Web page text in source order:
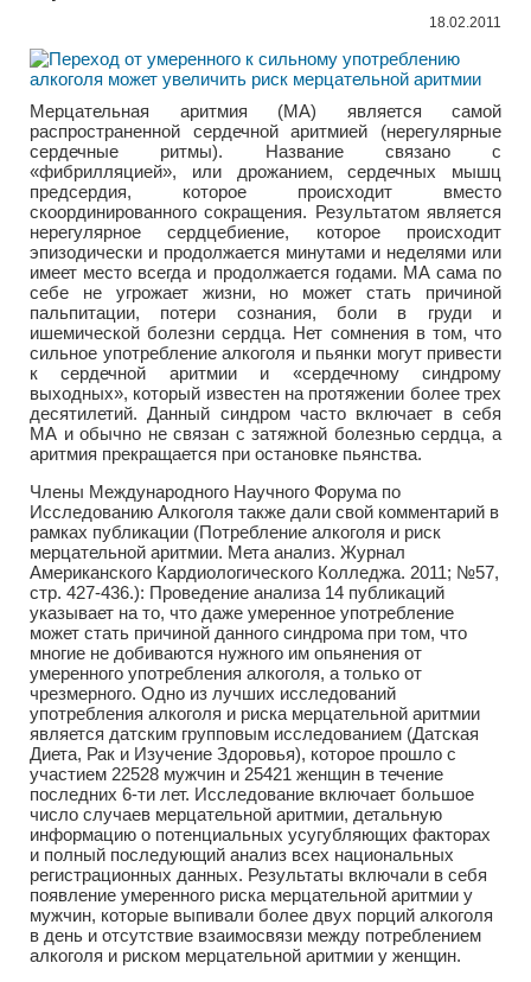
18.02.2011
Мерцательная аритмия (МА) является самой
распространенной сердечной аритмией (нерегулярные
сердечные ритмы). Название связано с
«фибрилляцией», или дрожанием, сердечных мышц
предсердия, которое происходит вместо
скоординированного сокращения. Результатом является
нерегулярное сердцебиение, которое происходит
эпизодически и продолжается минутами и неделями или
имеет место всегда и продолжается годами. МА сама по
себе не угрожает жизни, но может стать причиной
пальпитации, потери сознания, боли в груди и
ишемической болезни сердца. Нет сомнения в том, что
сильное употребление алкоголя и пьянки могут привести
к сердечной аритмии и «сердечному синдрому
выходных», который известен на протяжении более трех
десятилетий. Данный синдром часто включает в себя
МА и обычно не связан с затяжной болезнью сердца, а
аритмия прекращается при остановке пьянства.
Члены Международного Научного Форума по
Исследованию Алкоголя также дали свой комментарий в
рамках публикации (Потребление алкоголя и риск
мерцательной аритмии. Мета анализ. Журнал
Американского Кардиологического Колледжа. 2011; №57,
стр. 427-436.): Проведение анализа 14 публикаций
указывает на то, что даже умеренное употребление
может стать причиной данного синдрома при том, что
многие не добиваются нужного им опьянения от
умеренного употребления алкоголя, а только от
чрезмерного. Одно из лучших исследований
употребления алкоголя и риска мерцательной аритмии
является датским групповым исследованием (Датская
Диета, Рак и Изучение Здоровья), которое прошло с
участием 22528 мужчин и 25421 женщин в течение
последних 6-ти лет. Исследование включает большое
число случаев мерцательной аритмии, детальную
информацию о потенциальных усугубляющих факторах
и полный последующий анализ всех национальных
регистрационных данных. Результаты включали в себя
появление умеренного риска мерцательной аритмии у
мужчин, которые выпивали более двух порций алкоголя
в день и отсутствие взаимосвязи между потреблением
алкоголя и риском мерцательной аритмии у женщин.